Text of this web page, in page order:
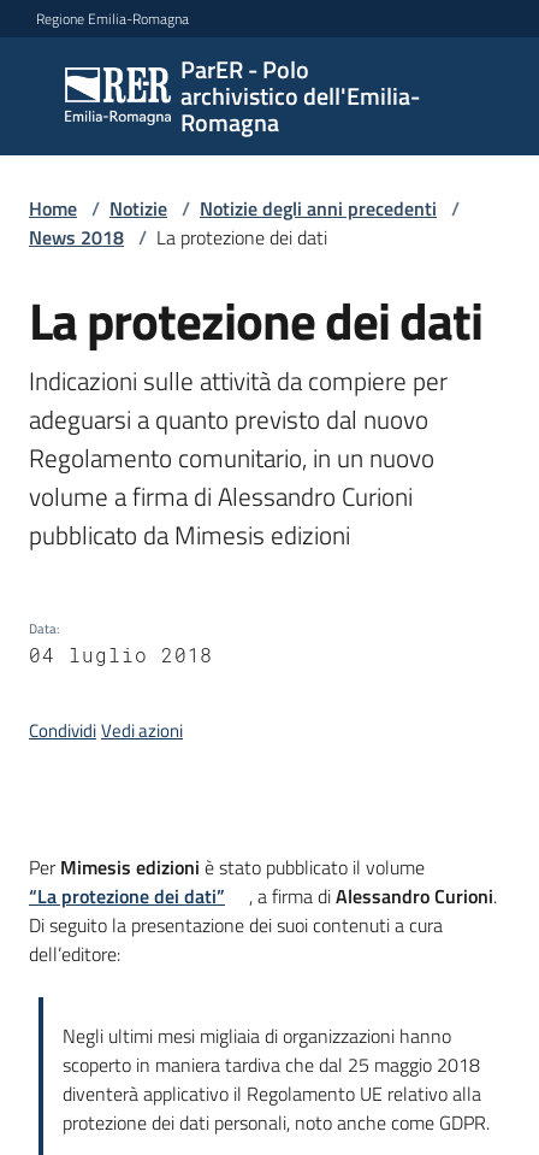
Vai al contenuto
Vai alla navigazione
Vai al footer
Regione Emilia-Romagna
ParER - Polo
archivistico dell'Emilia-
Romagna
ParER -
Polo
archivistico
Romagna
Polo
archivistico
Archivio
storico
Conservazione
Argomenti
Seguici
su
Home / Notizie / Notizie degli anni precedenti /
News 2018 / La protezione dei dati
Salta al contenuto
La protezione dei dati
Indicazioni sulle attività da compiere per
adeguarsi a quanto previsto dal nuovo
Regolamento comunitario, in un nuovo
volume a firma di Alessandro Curioni
pubblicato da Mimesis edizioni
Data:
04 luglio 2018
CondividiVedi azioni
Introduzione
PerMimesis edizioni è stato pubblicato il volume
“La protezione dei dati”
, a firma diAlessandro Curioni.
Di seguito la presentazione dei suoi contenuti a cura
dell’editore:
Negli ultimi mesi migliaia di organizzazioni hanno
scoperto in maniera tardiva che dal 25 maggio 2018
diventerà applicativo il Regolamento UE relativo alla
protezione dei dati personali, noto anche come GDPR.